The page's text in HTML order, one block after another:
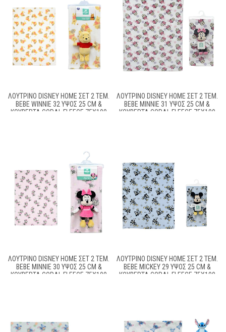
ΛΟΎΤΡΙΝΟ DISNEY HOME ΣΕΤ 2 ΤΕΜ.
BEBE WINNIE 32 ΎΨΟΣ 25 CM &
ΚΟΥΒΈΡΤΑ CORAL FLEECE 75X100
ΛΟΎΤΡΙΝΟ DISNEY HOME ΣΕΤ 2 ΤΕΜ.
BEBE MINNIE 31 ΎΨΟΣ 25 CM &
ΚΟΥΒΈΡΤΑ CORAL FLEECE 75X100
ΛΟΎΤΡΙΝΟ DISNEY HOME ΣΕΤ 2 ΤΕΜ.
BEBE MINNIE 30 ΎΨΟΣ 25 CM &
ΚΟΥΒΈΡΤΑ CORAL FLEECE 75X100
ΛΟΎΤΡΙΝΟ DISNEY HOME ΣΕΤ 2 ΤΕΜ.
BEBE MICKEY 29 ΎΨΟΣ 25 CM &
ΚΟΥΒΈΡΤΑ CORAL FLEECE 75X100